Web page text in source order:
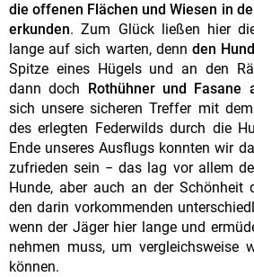
die offenen Flächen und Wiesen in
erkunden. Zum Glück ließen hier
lange auf sich warten, denn den
Spitze eines Hügels und an den
dann doch
Rothühner und Fasane
sich unsere sicheren Treffer mit
des erlegten Federwilds durch die
Ende unseres Ausflugs konnten wir
zufrieden sein − das lag vor allem
Hunde, aber auch an der Schönheit
den darin vorkommenden
wenn der Jäger hier lange und
nehmen muss, um vergleichsweise
können.